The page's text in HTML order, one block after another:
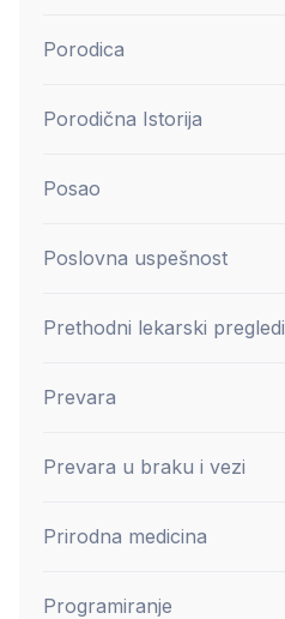
Porodica
Porodična Istorija
Posao
Poslovna uspešnost
Prethodni lekarski pregledi
Prevara
Prevara u braku i vezi
Prirodna medicina
Programiranje